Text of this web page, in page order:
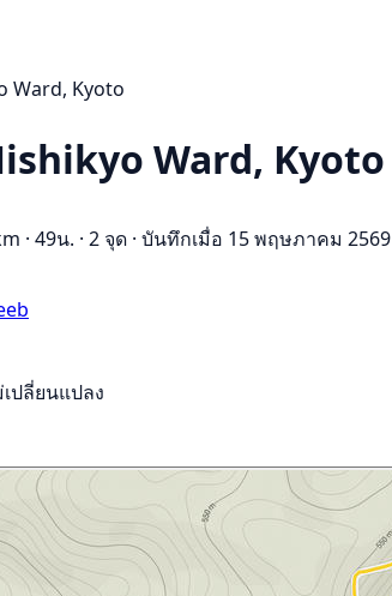
Ward, Kyoto
Ward, Kyoto
· 49น. · 2 จุด · บันทึกเมื่อ 15 พฤษภาคม 2569
ปลี่ยนแปลง